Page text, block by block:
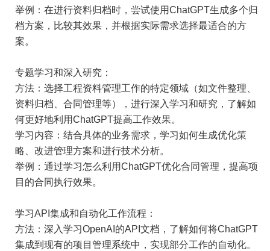
举例：在进行资料归档时，尝试使用ChatGPT生成多个归
档方案，比较其效果，并根据实际需求选择最适合的方
案。
专题学习和深入研究：
方法：选择工程资料管理工作的特定领域（如文件整理、
资料归档、合同管理等），进行深入学习和研究，了解如
何更好地利用ChatGPT提高工作效果。
学习内容：结合具体的业务需求，学习如何生成优化策
略、改进管理方案和进行技术分析。
举例：通过学习怎么利用ChatGPT优化合同管理，提高项
目的合同执行效果。
学习API集成和自动化工作流程：
方法：深入学习OpenAI的API文档，了解如何将ChatGPT
集成到现有的项目管理系统中，实现部分工作的自动化。